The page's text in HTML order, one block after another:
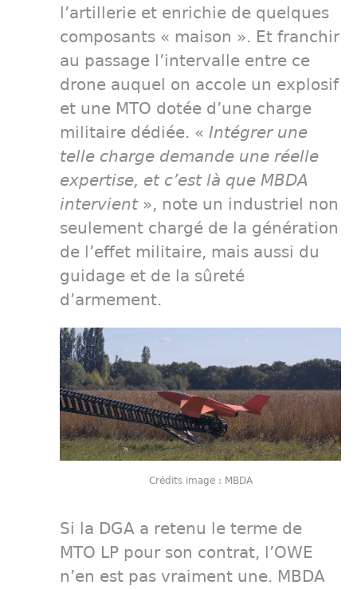
l’artillerie et enrichie de quelques
composants « maison ». Et franchir
au passage l’intervalle entre ce
drone auquel on accole un explosif
et une MTO dotée d’une charge
militaire dédiée. « Intégrer une
telle charge demande une réelle
expertise, et c’est là que MBDA
intervient», note un industriel non
seulement chargé de la génération
de l’effet militaire, mais aussi du
guidage et de la sûreté
d’armement.
Crédits image : MBDA
Si la DGA a retenu le terme de
MTO LP pour son contrat, l’OWE
n’en est pas vraiment une. MBDA